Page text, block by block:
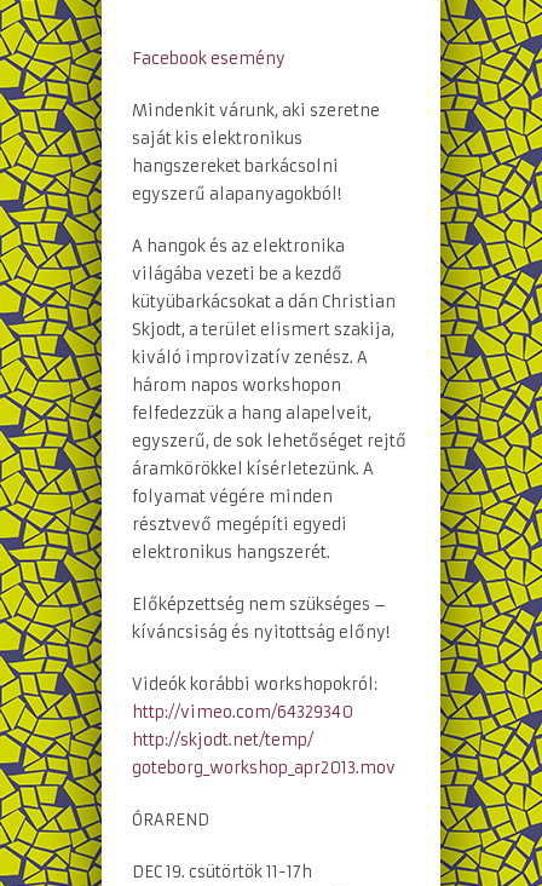
Facebook esemény
Mindenkit várunk, aki szeretne
saját kis elektronikus
hangszereket barkácsolni
egyszerű alapanyagokból!
A hangok és az elektronika
világába vezeti be a kezdő
kütyübarkácsokat a dán Christian
Skjodt, a terület elismert szakija,
kiváló improvizatív zenész. A
három napos workshopon
felfedezzük a hang alapelveit,
egyszerű, de sok lehetőséget rejtő
áramkörökkel kísérletezünk. A
folyamat végére minden
résztvevő megépíti egyedi
elektronikus hangszerét.
Előképzettség nem szükséges –
kíváncsiság és nyitottság előny!
Videók korábbi workshopokról:
http://vimeo.com/64329340
http://skjodt.net/temp/
goteborg_workshop_apr2013.mov
ÓRAREND
DEC 19. csütörtök 11-17h